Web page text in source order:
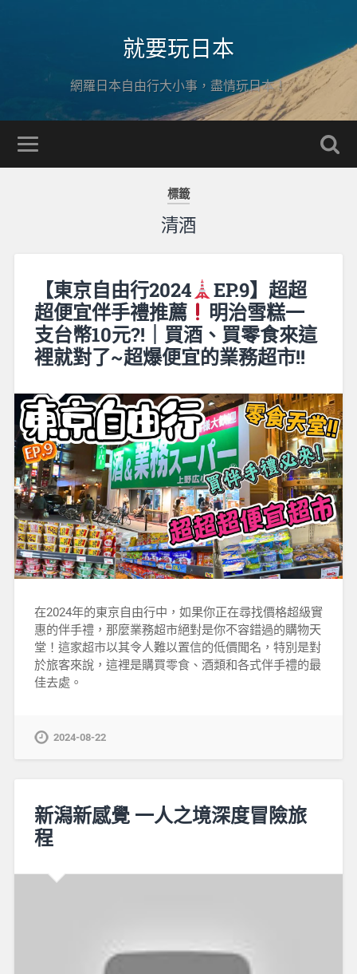
就要玩日本
網羅日本自由行大小事，盡情玩日本！
標籤
清酒
【東京自由行2024
EP.9】超超
超便宜伴手禮推薦
明治雪糕一
支台幣10元?!｜買酒、買零食來這
裡就對了~超爆便宜的業務超市!!
在2024年的東京自由行中，如果你正在尋找價格超級實
惠的伴手禮，那麼業務超市絕對是你不容錯過的購物天
堂！這家超市以其令人難以置信的低價聞名，特別是對
於旅客來說，這裡是購買零食、酒類和各式伴手禮的最
佳去處。
2024-08-22
新潟新感覺 一人之境深度冒險旅
程